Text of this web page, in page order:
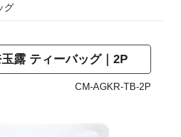
グ
露 ティーバッグ｜2P
CM-AGKR-TB-2P